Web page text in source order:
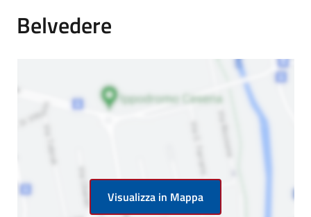
Belvedere
Visualizza in Mappa